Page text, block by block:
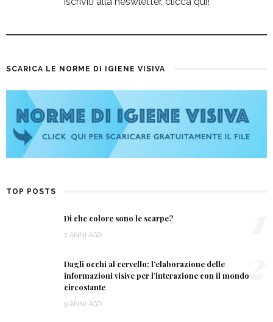
SCARICA LE NORME DI IGIENE VISIVA
TOP POSTS
Di che colore sono le scarpe?
7 ANNI AGO
Dagli occhi al cervello: l’elaborazione delle
informazioni visive per l’interazione con il mondo
circostante
9 ANNI AGO
2